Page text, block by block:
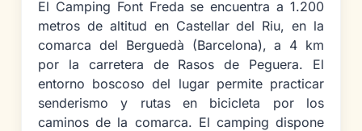
El Camping Font Freda se encuentra a 1.200
metros de altitud en Castellar del Riu, en la
comarca del Berguedà (Barcelona), a 4 km
por la carretera de Rasos de Peguera. El
entorno boscoso del lugar permite practicar
senderismo y rutas en bicicleta por los
caminos de la comarca. El camping dispone